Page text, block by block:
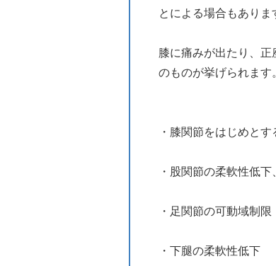
とによる場合もありま
膝に痛みが出たり、
のものが挙げられます
・膝関節をはじめと
・股関節の柔軟性低
・足関節の可動域制限
・下腿の柔軟性低下